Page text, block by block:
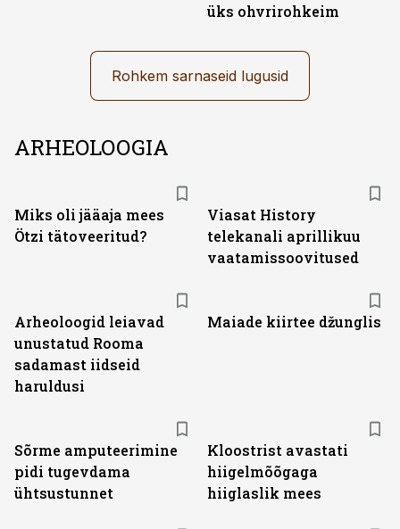
üks ohvrirohkeim
Rohkem sarnaseid lugusid
ARHEOLOOGIA
Miks oli jääaja mees
Ötzi tätoveeritud?
Viasat History
telekanali aprillikuu
vaatamissoovitused
Arheoloogid leiavad
unustatud Rooma
sadamast iidseid
haruldusi
Maiade kiirtee džunglis
Sõrme amputeerimine
pidi tugevdama
ühtsustunnet
Kloostrist avastati
hiigelmõõgaga
hiiglaslik mees